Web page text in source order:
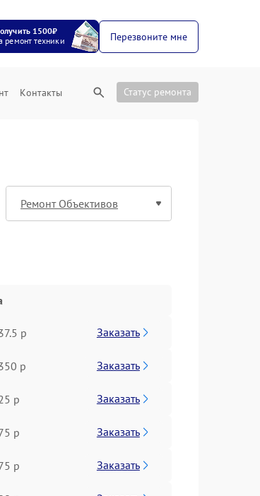
1500₽
ремонт техники
Перезвоните мне
Контакты Статус ремонта
р Заказать
р Заказать
р Заказать
р Заказать
р Заказать